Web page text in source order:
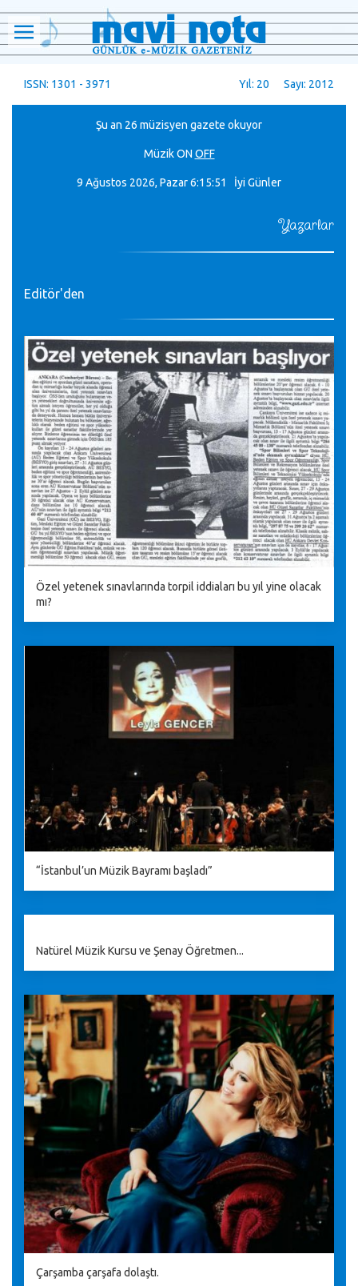
ISSN: 1301 - 3971 Yıl: 20 Sayı: 2012
Şu an 26 müzisyen gazete okuyor
MüzikON OFF
9 Ağustos 2026, Pazar6:15:53 İyi Günler
Yazarlar
Editör'den
Özel yetenek sınavlarında torpil iddiaları bu yıl yine olacak
mı?
“İstanbul’un Müzik Bayramı başladı”
Natürel Müzik Kursu ve Şenay Öğretmen...
Çarşamba çarşafa dolaştı.